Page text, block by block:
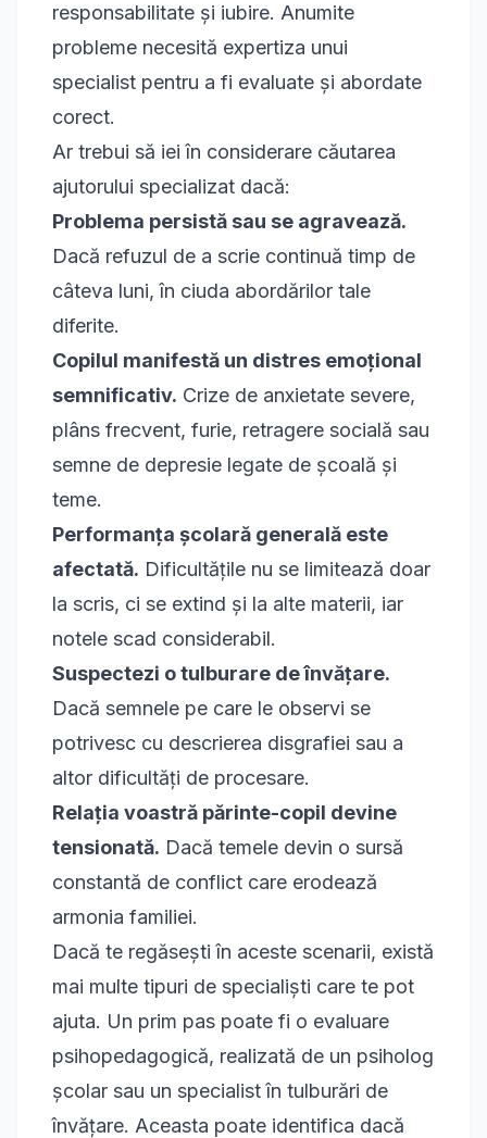
responsabilitate și iubire. Anumite
probleme necesită expertiza unui
specialist pentru a fi evaluate și abordate
corect.
Ar trebui să iei în considerare căutarea
ajutorului specializat dacă:
Problema persistă sau se agravează.
Dacă refuzul de a scrie continuă timp de
câteva luni, în ciuda abordărilor tale
diferite.
Copilul manifestă un distres emoțional
semnificativ. Crize de anxietate severe,
plâns frecvent, furie, retragere socială sau
semne de depresie legate de școală și
teme.
Performanța școlară generală este
afectată. Dificultățile nu se limitează doar
la scris, ci se extind și la alte materii, iar
notele scad considerabil.
Suspectezi o tulburare de învățare.
Dacă semnele pe care le observi se
potrivesc cu descrierea disgrafiei sau a
altor dificultăți de procesare.
Relația voastră părinte-copil devine
tensionată. Dacă temele devin o sursă
constantă de conflict care erodează
armonia familiei.
Dacă te regăsești în aceste scenarii, există
mai multe tipuri de specialiști care te pot
ajuta. Un prim pas poate fi o evaluare
psihopedagogică, realizată de un psiholog
școlar sau un specialist în tulburări de
învățare. Aceasta poate identifica dacă